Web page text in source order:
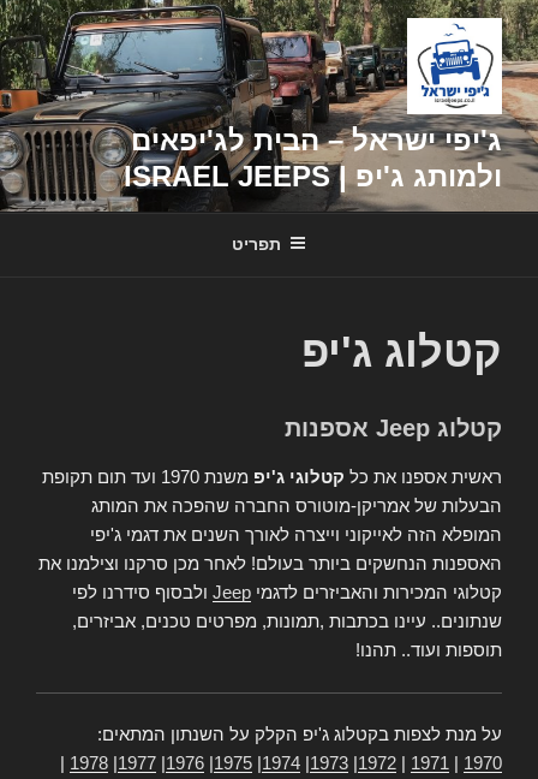
דילוג
לתוכן
ג'יפי ישראל – הבית לג'יפאים
ולמותג ג'יפ | ISRAEL JEEPS
תפריט
קטלוג ג'יפ
קטלוג Jeep אספנות
ראשית אספנו את כל קטלוגי ג'יפ
משנת 1970 ועד תום תקופת
הבעלות של אמריקן-מוטורס החברה שהפכה את המותג
המופלא הזה לאייקוני וייצרה לאורך השנים את דגמי ג'יפי
האספנות הנחשקים ביותר בעולם! לאחר מכן סרקנו וצילמנו את
קטלוגי המכירות והאביזרים לדגמי Jeep ולבסוף סידרנו לפי
שנתונים.. עיינו בכתבות ,תמונות, מפרטים טכנים, אביזרים,
תוספות ועוד.. תהנו!
על מנת לצפות בקטלוג ג'יפ הקלק על השנתון המתאים:
1970
1971
1972
1973
1974
1975
1976
1977
1978